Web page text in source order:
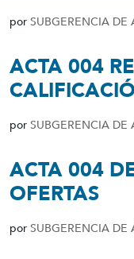
por SUBGERENCIA DE
ACTA 004
por SUBGERENCIA DE
ACTA 004
OFERTAS
por SUBGERENCIA DE